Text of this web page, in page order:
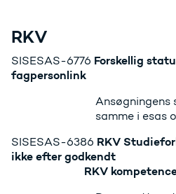
RKV
SISESAS-6776 Forskellig
fagpersonlink
Ansøgningens
samme i esas
SISESAS-6386 RKV
ikke efter godkendt
RKV